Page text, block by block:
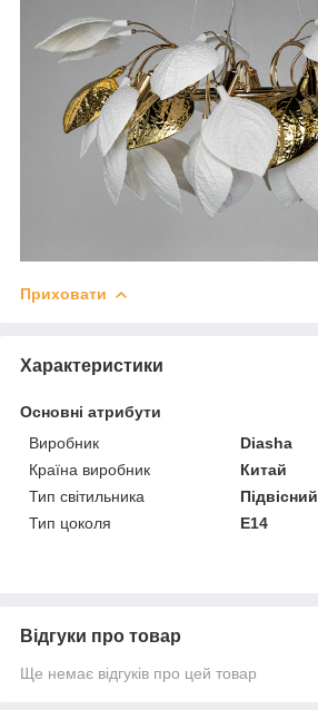
Приховати
Характеристики
Основні атрибути
Виробник
Diasha
Країна виробник
Китай
Тип світильника
Підвісний
Тип цоколя
E14
Відгуки про товар
Ще немає відгуків про цей товар